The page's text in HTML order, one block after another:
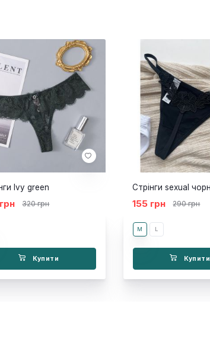
Ivy green
320 грн
Купити
Стрінги sexual
155 грн 290 грн
M L
Купити